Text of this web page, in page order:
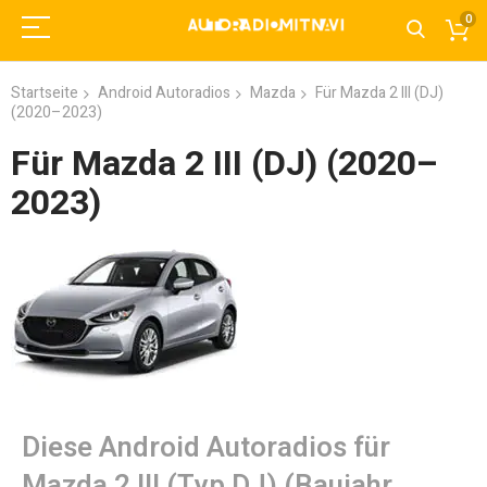
0
Startseite Android Autoradios Mazda
Für Mazda 2 III (DJ)
(2020–2023)
Für Mazda 2 III (DJ) (2020–
2023)
Diese Android Autoradios für